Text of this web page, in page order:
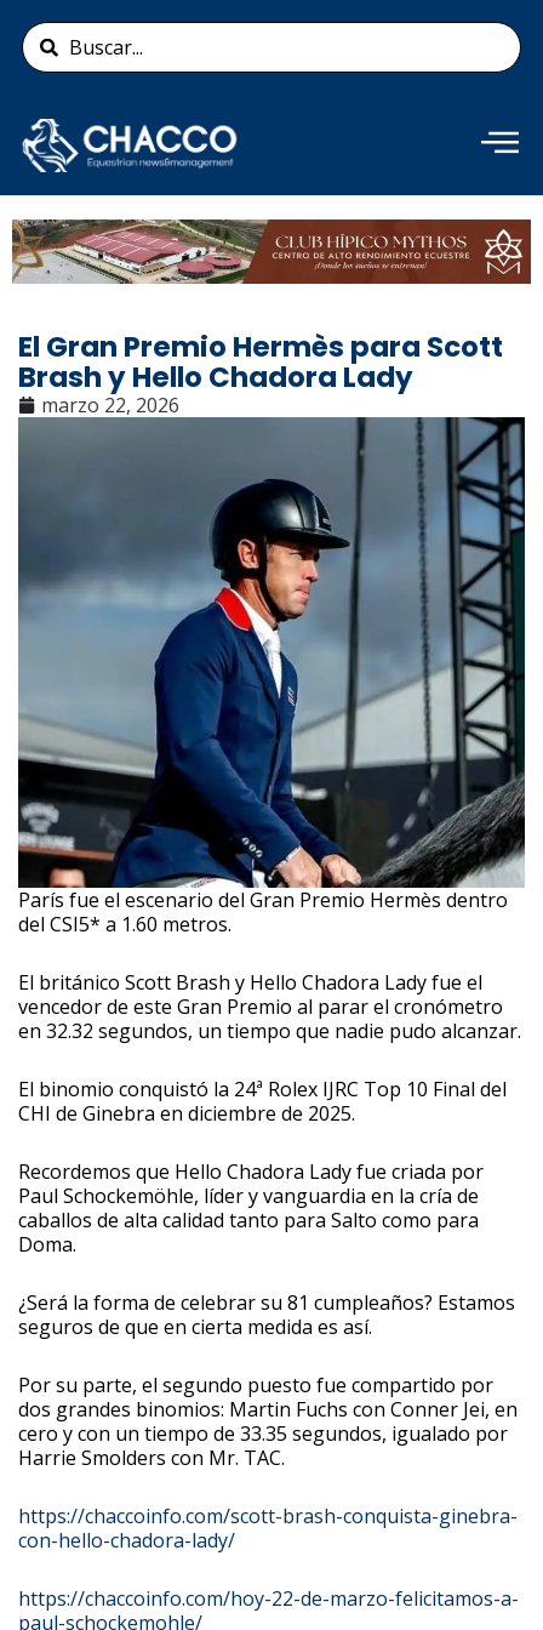
contenido
Search
...
Añade aquí tu texto de
cabecera
El Gran Premio Hermès para Scott
Brash y Hello Chadora Lady
marzo 22, 2026
París fue el escenario del Gran Premio Hermès dentro
del CSI5* a 1.60 metros.
El británico Scott Brash y Hello Chadora Lady fue el
vencedor de este Gran Premio al parar el cronómetro
en 32.32 segundos, un tiempo que nadie pudo alcanzar.
El binomio conquistó la 24ª Rolex IJRC Top 10 Final del
CHI de Ginebra en diciembre de 2025.
Recordemos que Hello Chadora Lady fue criada por
Paul Schockemöhle, líder y vanguardia en la cría de
caballos de alta calidad tanto para Salto como para
Doma.
¿Será la forma de celebrar su 81 cumpleaños? Estamos
seguros de que en cierta medida es así.
Por su parte, el segundo puesto fue compartido por
dos grandes binomios: Martin Fuchs con Conner Jei, en
cero y con un tiempo de 33.35 segundos, igualado por
Harrie Smolders con Mr. TAC.
https://chaccoinfo.com/scott-brash-conquista-ginebra-
con-hello-chadora-lady/
https://chaccoinfo.com/hoy-22-de-marzo-felicitamos-a-
paul-schockemohle/